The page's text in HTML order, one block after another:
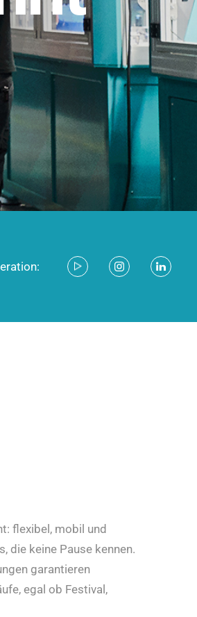
–
flexibel, mobil und
die keine Pause kennen.
garantieren
egal ob Festival,